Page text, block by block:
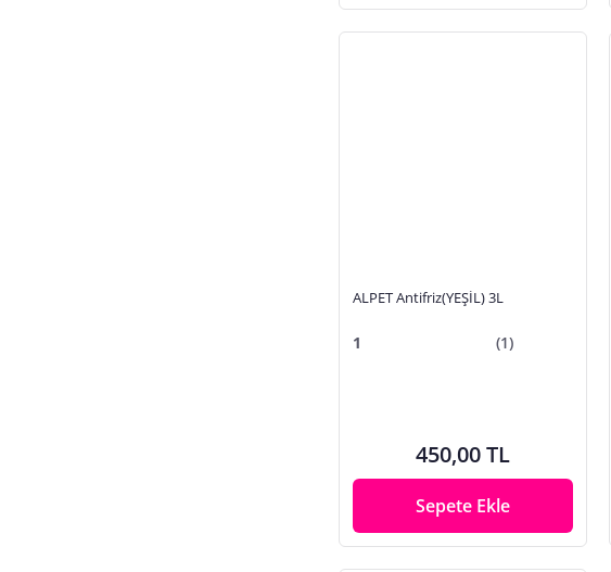
ALPET Antifriz(YEŞİL) 3L
1 (1)
450,00 TL
Sepete Ekle